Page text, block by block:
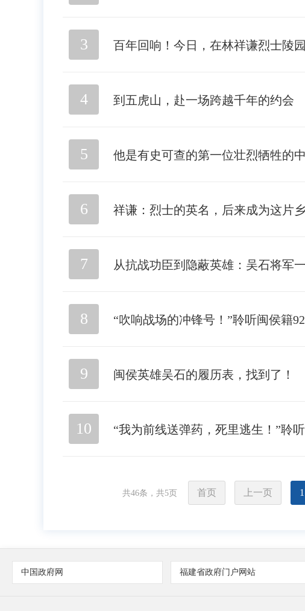
3 百年回响！今日，在林祥谦烈士陵
4 到五虎山，赴一场跨越千年的约会
5 他是有史可查的第一位壮烈牺牲的
6 祥谦：烈士的英名，后来成为这片
7 从抗战功臣到隐蔽英雄：吴石将军
8 “吹响战场的冲锋号！”聆听闽侯籍
9 闽侯英雄吴石的履历表，找到了！
10 “我为前线送弹药，死里逃生！”聆
共46条，共5页 首页 上一页 1
中国政府网 福建省政府门户网站